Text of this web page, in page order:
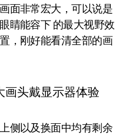
面非常宏大，可以说是
睛能容下 的最大视野效
，刚好能看清全部的画
侧以及换面中均有剩余